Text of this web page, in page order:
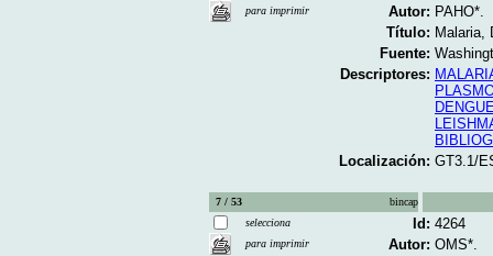
para imprimir
Autor: PAHO*.
Título: Malaria,
Fuente:
Descriptores:
Localización: GT3.1/
7 / 53
bincap
selecciona
para imprimir
Id: 4264
Autor: OMS*.